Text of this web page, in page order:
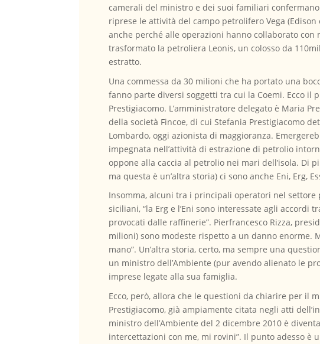
camerali del ministro e dei suoi familiari
riprese le attività del campo petrolifero Vega
anche perché alle operazioni hanno collaborato con
trasformato la petroliera Leonis, un colosso da
estratto.
Una commessa da 30 milioni che ha portato una
fanno parte diversi soggetti tra cui la Coemi. Ecco il
Prestigiacomo. L’amministratore delegato è Maria
della società Fincoe, di cui Stefania Prestigiacomo
Lombardo, oggi azionista di maggioranza.
impegnata nell’attività di estrazione di petrolio
oppone alla caccia al petrolio nei mari dell’isola. Di
ma questa è un’altra storia) ci sono anche Eni, Erg,
Insomma, alcuni tra i principali operatori nel settore
siciliani, “la Erg e l’Eni sono interessate agli
provocati dalle raffinerie”. Pierfrancesco Rizza,
milioni) sono modeste rispetto a un danno enorme.
mano”. Un’altra storia, certo, ma sempre una
un ministro dell’Ambiente (pur avendo alienato le
imprese legate alla sua famiglia.
Ecco, però, allora che le questioni da chiarire per il
Prestigiacomo, già ampiamente citata negli atti
ministro dell’Ambiente del 2 dicembre 2010 è
intercettazioni con me, mi rovini”. Il punto adesso